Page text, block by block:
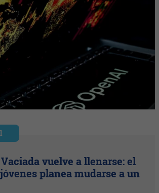
vuelve a llenarse: el
planea mudarse a un